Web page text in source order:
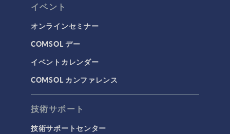
プラズマ物理
低周波電磁気学
光線光学
半導体デバイス
波動光学
荷電粒子追跡
タグ
イベント
オンラインセミナー
COMSOL デー
イベントカレンダー
COMSOL カンファレンス
技術サポート
技術サポートセンター